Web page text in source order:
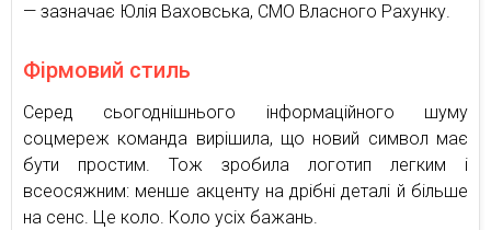
— зазначає Юлія Ваховська, СМО Власного Рахунку.
Фірмовий стиль
Серед сьогоднішнього інформаційного шуму
соцмереж команда вирішила, що новий символ має
бути простим. Тож зробила логотип легким і
всеосяжним: менше акценту на дрібні деталі й більше
на сенс. Це коло. Коло усіх бажань.